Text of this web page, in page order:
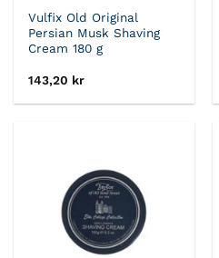
Vulfix Old Original
Persian Musk Shaving
Cream 180 g
143,20 kr